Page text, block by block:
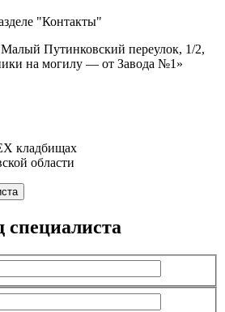
"Контакты"
Путинковский переулок, 1/2,
на могилу — от Завода №1»
кладбищах
области
специалиста